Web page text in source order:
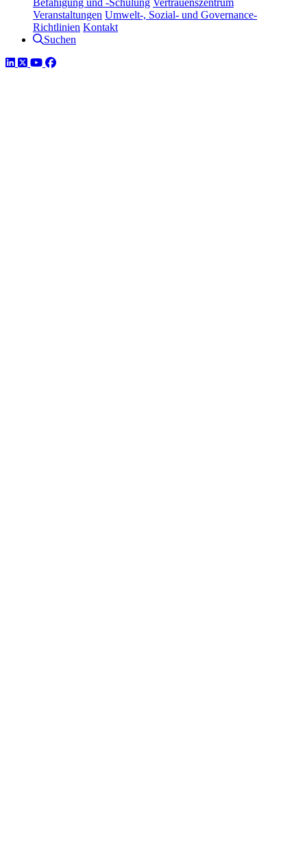
Befähigung und -Schulung Vertrauenszentrum
Veranstaltungen Umwelt-, Sozial- und Governance-
Richtlinien Kontakt
Suchen
LinkedIn
TwitterYouTube
Facebook